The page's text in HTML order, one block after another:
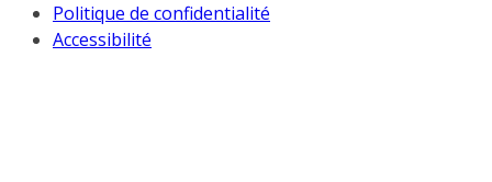
Politique de confidentialité
Accessibilité